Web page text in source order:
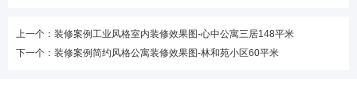
上一个：装修案例工业风格室内装修效果图-心中公寓三居148平米
下一个：装修案例简约风格公寓装修效果图-林和苑小区60平米